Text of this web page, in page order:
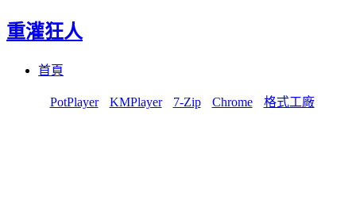
重灌狂人
首頁
PotPlayer KMPlayer 7-Zip Chrome 格式工廠